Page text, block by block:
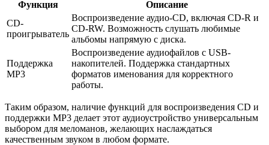
Функция
Описание
CD-
проигрыватель
Воспроизведение аудио-CD, включая CD-R и
CD-RW. Возможность слушать любимые
альбомы напрямую с диска.
Поддержка
MP3
Воспроизведение аудиофайлов с USB-
накопителей. Поддержка стандартных
форматов именования для корректного
работы.
Таким образом, наличие функций для воспроизведения CD и
поддержки MP3 делает этот аудиоустройство универсальным
выбором для меломанов, желающих наслаждаться
качественным звуком в любом формате.